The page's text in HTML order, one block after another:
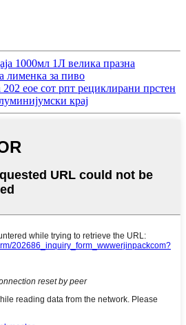
1000мл 1Л велика празна
лименка за пиво
202 еое сот рпт рециклирани прстен
крај